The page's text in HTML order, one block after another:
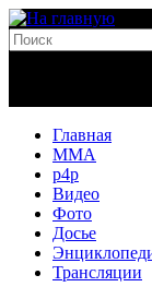
Главная
MMA
p4p
Видео
Фото
Досье
Трансляции